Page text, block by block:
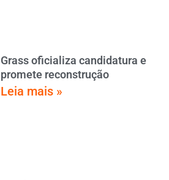
Grass oficializa candidatura e
promete reconstrução
Leia mais »